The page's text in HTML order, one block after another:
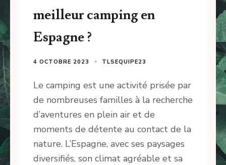
meilleur camping en
Espagne ?
4 OCTOBRE 2023 TLSEQUIPE23
Le camping est une activité prisée par
de nombreuses familles à la recherche
d’aventures en plein air et de
moments de détente au contact de la
nature. L’Espagne, avec ses paysages
diversifiés, son climat agréable et sa